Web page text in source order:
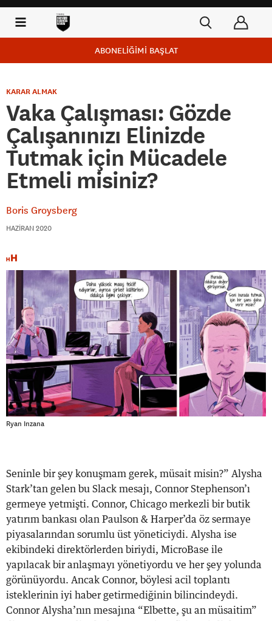
ABONELİĞİMİ BAŞLAT
KARAR ALMAK
Vaka Çalışması: Gözde
Çalışanınızı Elinizde
Tutmak için Mücadele
Etmeli misiniz?
Boris Groysberg
HAZIRAN 2020
Ryan Inzana
Seninle bir şey konuşmam gerek, müsait misin?” Alysha
Stark’tan gelen bu Slack mesajı, Connor Stephenson’ı
germeye yetmişti. Connor, Chicago merkezli bir butik
yatırım bankası olan Paulson & Harper’da öz sermaye
piyasalarından sorumlu üst yöneticiydi. Alysha ise
ekibindeki direktörlerden biriydi, MicroBase ile
yapılacak bir anlaşmayı yönetiyordu ve her şey yolunda
görünüyordu. Ancak Connor, böylesi acil toplantı
isteklerinin iyi haber getirmediğinin bilincindeydi.
Connor Alysha’nın mesajına “Elbette, şu an müsaitim”